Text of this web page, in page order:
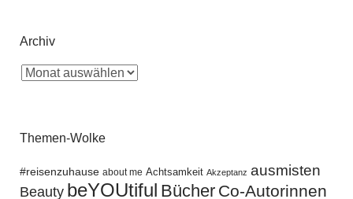
Archiv
Themen-Wolke
#reisenzuhause about me Achtsamkeit Akzeptanz ausmisten
Beauty beYOUtiful Bücher Co-Autorinnen